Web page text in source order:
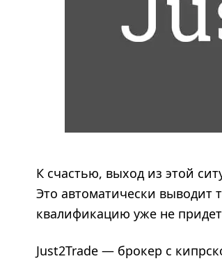
К счастью, выход из этой
Это автоматически выводит
квалификацию уже не
Just2Trade — брокер с